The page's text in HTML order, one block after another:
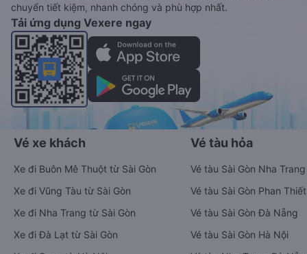
chuyển tiết kiệm, nhanh chóng và phù hợp nhất.
Tải ứng dụng Vexere ngay
Vé xe khách
Xe đi Buôn Mê Thuột từ Sài Gòn
Xe đi Vũng Tàu từ Sài Gòn
Xe đi Nha Trang từ Sài Gòn
Xe đi Đà Lạt từ Sài Gòn
Vé tàu hỏa
Vé tàu Sài Gòn Nha Trang
Vé tàu Sài Gòn Phan Thiết
Vé tàu Sài Gòn Đà Nẵng
Vé tàu Sài Gòn Hà Nội